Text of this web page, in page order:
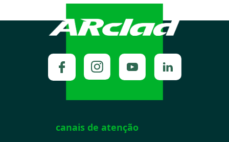
canais de atenção